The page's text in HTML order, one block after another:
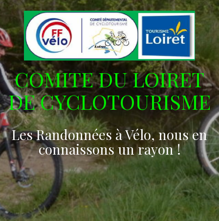
COMITE DU LOIRET
DE CYCLOTOURISME
Les Randonnées à Vélo, nous en
connaissons un rayon !